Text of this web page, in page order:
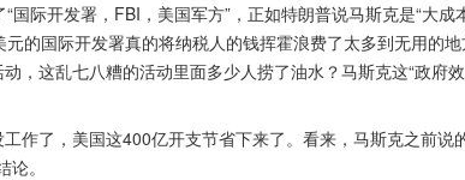
国际开发署，FBI，美国军方”，正如特朗普说马斯克是“大成
的国际开发署真的将纳税人的钱挥霍浪费了太多到无用的
，这乱七八糟的活动里面多少人捞了油水？马斯克这“政府
作了，美国这400亿开支节省下来了。看来，马斯克之前说
。